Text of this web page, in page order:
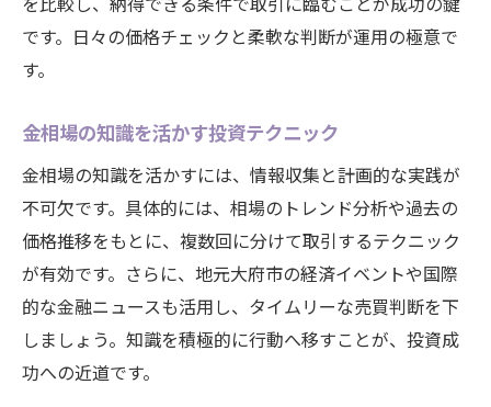
です。日々の価格チェックと柔軟な判断が運用の極意で
す。
金相場の知識を活かす投資テクニック
金相場の知識を活かすには、情報収集と計画的な実践が
不可欠です。具体的には、相場のトレンド分析や過去の
価格推移をもとに、複数回に分けて取引するテクニック
が有効です。さらに、地元大府市の経済イベントや国際
的な金融ニュースも活用し、タイムリーな売買判断を下
しましょう。知識を積極的に行動へ移すことが、投資成
功への近道です。